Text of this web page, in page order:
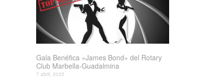
Gala Benéfica «James Bond» del Rotary
Club Marbella-Guadalmina
7 abril, 2025